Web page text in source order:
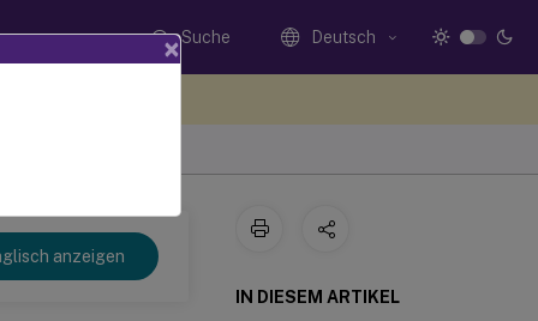
Suche Deutsch
anzeigen
IN DIESEM ARTIKEL
×